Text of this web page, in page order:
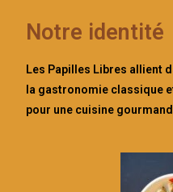
Notre identité
Les Papilles Libres allient
la gastronomie classique
pour une cuisine